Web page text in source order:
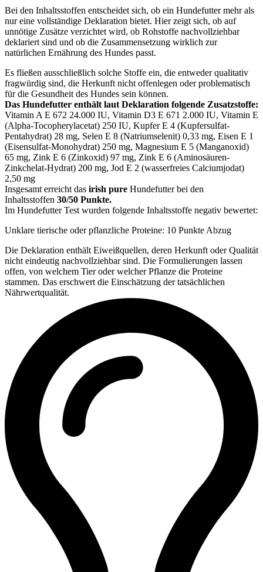
Bei den Inhaltsstoffen entscheidet sich, ob ein Hundefutter mehr als
nur eine vollständige Deklaration bietet. Hier zeigt sich, ob auf
unnötige Zusätze verzichtet wird, ob Rohstoffe nachvollziehbar
deklariert sind und ob die Zusammensetzung wirklich zur
natürlichen Ernährung des Hundes passt.
Es fließen ausschließlich solche Stoffe ein, die entweder qualitativ
fragwürdig sind, die Herkunft nicht offenlegen oder problematisch
für die Gesundheit des Hundes sein können.
Das Hundefutter enthält laut Deklaration folgende Zusatzstoffe:
Vitamin A E 672 24.000 IU, Vitamin D3 E 671 2.000 IU, Vitamin E
(Alpha-Tocopherylacetat) 250 IU, Kupfer E 4 (Kupfersulfat-
Pentahydrat) 28 mg, Selen E 8 (Natriumselenit) 0,33 mg, Eisen E 1
(Eisensulfat-Monohydrat) 250 mg, Magnesium E 5 (Manganoxid)
65 mg, Zink E 6 (Zinkoxid) 97 mg, Zink E 6 (Aminosäuren-
Zinkchelat-Hydrat) 200 mg, Jod E 2 (wasserfreies Calciumjodat)
2,50 mg
Insgesamt erreicht das irish pure Hundefutter bei den
Inhaltsstoffen 30/50 Punkte.
Im Hundefutter Test wurden folgende Inhaltsstoffe negativ bewertet:
Unklare tierische oder pflanzliche Proteine: 10 Punkte Abzug
Die Deklaration enthält Eiweißquellen, deren Herkunft oder Qualität
nicht eindeutig nachvollziehbar sind. Die Formulierungen lassen
offen, von welchem Tier oder welcher Pflanze die Proteine
stammen. Das erschwert die Einschätzung der tatsächlichen
Nährwertqualität.